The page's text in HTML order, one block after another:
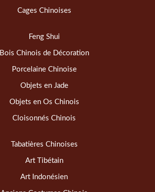
Cages Chinoises
Feng Shui
Bois Chinois de Décoration
Porcelaine Chinoise
Objets en Jade
Objets en Os Chinois
Cloisonnés Chinois
Tabatières Chinoises
Art Tibétain
Art Indonésien